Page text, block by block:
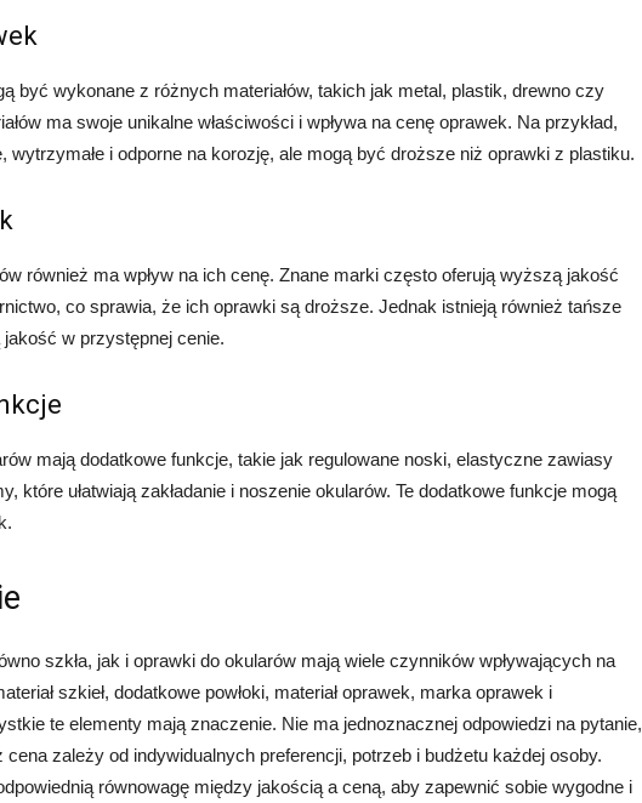
być wykonane z różnych materiałów, takich jak metal, plastik, drewno czy
ma swoje unikalne właściwości i wpływa na cenę oprawek. Na przykład,
wytrzymałe i odporne na korozję, ale mogą być droższe niż oprawki z plastiku.
również ma wpływ na ich cenę. Znane marki często oferują wyższą jakość
co sprawia, że ich oprawki są droższe. Jednak istnieją również tańsze
w przystępnej cenie.
mają dodatkowe funkcje, takie jak regulowane noski, elastyczne zawiasy
które ułatwiają zakładanie i noszenie okularów. Te dodatkowe funkcje mogą
szkła, jak i oprawki do okularów mają wiele czynników wpływających na
szkieł, dodatkowe powłoki, materiał oprawek, marka oprawek i
te elementy mają znaczenie. Nie ma jednoznacznej odpowiedzi na pytanie,
zależy od indywidualnych preferencji, potrzeb i budżetu każdej osoby.
równowagę między jakością a ceną, aby zapewnić sobie wygodne i